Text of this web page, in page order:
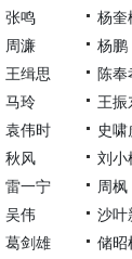
张鸣
杨奎
周濂
杨鹏
王缉思
陈奉
马玲
王振
袁伟时
史啸
秋风
刘小
雷一宁
周枫
吴伟
沙叶
葛剑雄
储昭